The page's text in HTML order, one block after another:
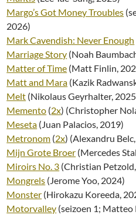
Margo’s Got Money Troubles
2026)
Mark Cavendish: Never Enough
Marriage Story (Noah
Matter of Time (Matt Finlin,
Matt and Mara (Kazik
Melt (Nikolaus Geyrhalter,
Memento (2x) (Christopher
Meseta (Juan Palacios, 2019)
Metronom (2x) (Alexandru
Mijn Grote Broer (Mercedes
Miroirs No. 3 (Christian
Mongrels (Jerome Yoo, 2024)
Monster (Hirokazu Koreeda,
Motorvalley (seizoen 1; Matteo